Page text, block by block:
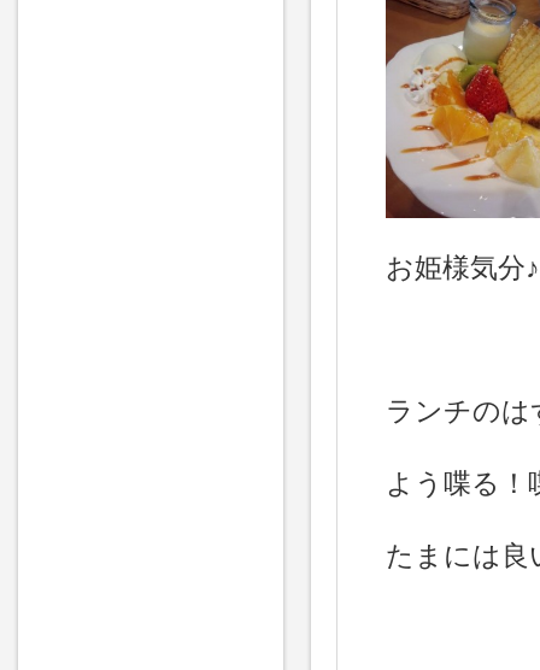
お姫様気分♪
ランチのは
よう喋る！
たまには